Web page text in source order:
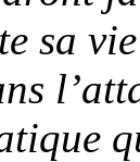
sa